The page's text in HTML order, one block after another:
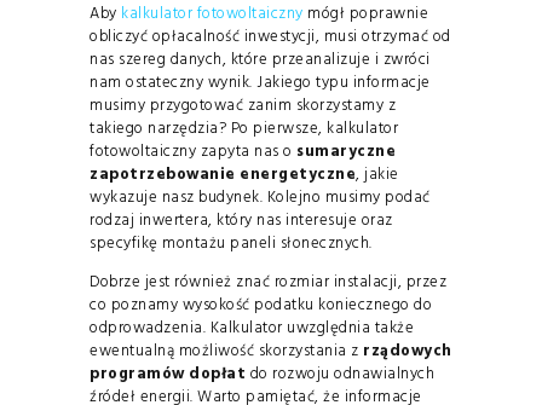
Aby kalkulator fotowoltaiczny mógł poprawnie
obliczyć opłacalność inwestycji, musi otrzymać od
nas szereg danych, które przeanalizuje i zwróci
nam ostateczny wynik. Jakiego typu informacje
musimy przygotować zanim skorzystamy z
takiego narzędzia? Po pierwsze, kalkulator
fotowoltaiczny zapyta nas o sumaryczne
zapotrzebowanie energetyczne, jakie
wykazuje nasz budynek. Kolejno musimy podać
rodzaj inwertera, który nas interesuje oraz
specyfikę montażu paneli słonecznych.
Dobrze jest również znać rozmiar instalacji, przez
co poznamy wysokość podatku koniecznego do
odprowadzenia. Kalkulator uwzględnia także
ewentualną możliwość skorzystania z rządowych
programów dopłat do rozwoju odnawialnych
źródeł energii. Warto pamiętać, że informacje